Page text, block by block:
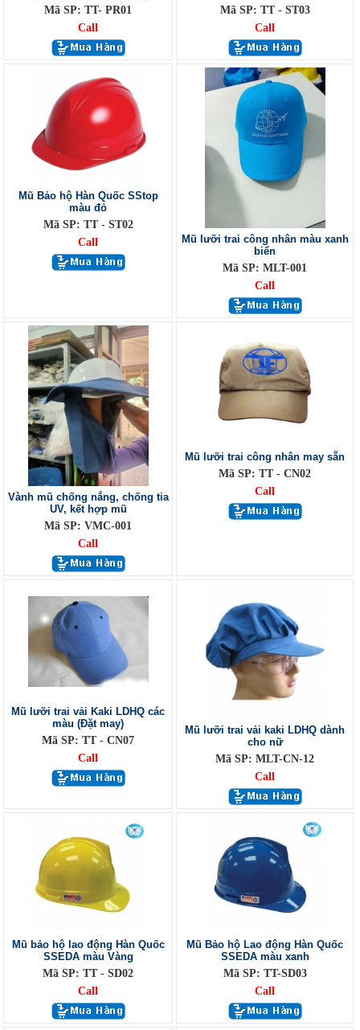
Mã SP: TT- PR01
Call
Mã SP: TT - ST03
Call
Mũ Bảo hộ Hàn Quốc SStop
màu đỏ
Mã SP: TT - ST02
Call
Mũ lưỡi trai công nhân màu xanh
biển
Mã SP: MLT-001
Call
Vành mũ chống nắng, chống tia
UV, kết hợp mũ
Mã SP: VMC-001
Call
Mũ lưỡi trai công nhân may sẵn
Mã SP: TT - CN02
Call
Mũ lưỡi trai vải Kaki LDHQ các
màu (Đặt may)
Mã SP: TT - CN07
Call
Mũ lưỡi trai vải kaki LDHQ dành
cho nữ
Mã SP: MLT-CN-12
Call
Mũ bảo hộ lao động Hàn Quốc
SSEDA màu Vàng
Mã SP: TT - SD02
Call
Mũ Bảo hộ Lao động Hàn Quốc
SSEDA màu xanh
Mã SP: TT-SD03
Call